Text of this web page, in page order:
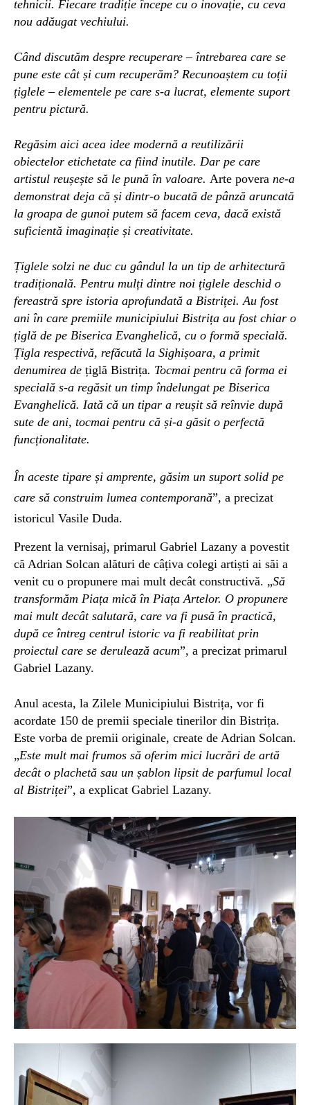
tehnicii. Fiecare tradiție începe cu o inovație, cu ceva
nou adăugat vechiului.
Când discutăm despre recuperare – întrebarea care se
pune este cât și cum recuperăm? Recunoaștem cu toții
țiglele – elementele pe care s-a lucrat, elemente suport
pentru pictură.
Regăsim aici acea idee modernă a reutilizării
obiectelor etichetate ca fiind inutile. Dar pe care
artistul reușește să le pună în valoare. Arte povera ne-a
demonstrat deja că și dintr-o bucată de pânză aruncată
la groapa de gunoi putem să facem ceva, dacă există
suficientă imaginație și creativitate.
Țiglele solzi ne duc cu gândul la un tip de arhitectură
tradițională. Pentru mulți dintre noi țiglele deschid o
fereastră spre istoria aprofundată a Bistriței. Au fost
ani în care premiile municipiului Bistrița au fost chiar o
țiglă de pe Biserica Evanghelică, cu o formă specială.
Țigla respectivă, refăcută la Sighișoara, a primit
denumirea de țiglă Bistrița. Tocmai pentru că forma ei
specială s-a regăsit un timp îndelungat pe Biserica
Evanghelică. Iată că un tipar a reușit să reînvie după
sute de ani, tocmai pentru că și-a găsit o perfectă
funcționalitate.
În aceste tipare și amprente, găsim un suport solid pe
care să construim lumea contemporană”, a precizat
istoricul Vasile Duda.
Prezent la vernisaj, primarul Gabriel Lazany a povestit
că Adrian Solcan alături de câțiva colegi artiști ai săi a
venit cu o propunere mai mult decât constructivă. „Să
transformăm Piața mică în Piața Artelor. O propunere
mai mult decât salutară, care va fi pusă în practică,
după ce întreg centrul istoric va fi reabilitat prin
proiectul care se derulează acum”, a precizat primarul
Gabriel Lazany.
Anul acesta, la Zilele Municipiului Bistrița, vor fi
acordate 150 de premii speciale tinerilor din Bistrița.
Este vorba de premii originale, create de Adrian Solcan.
„Este mult mai frumos să oferim mici lucrări de artă
decât o plachetă sau un șablon lipsit de parfumul local
al Bistriței”, a explicat Gabriel Lazany.